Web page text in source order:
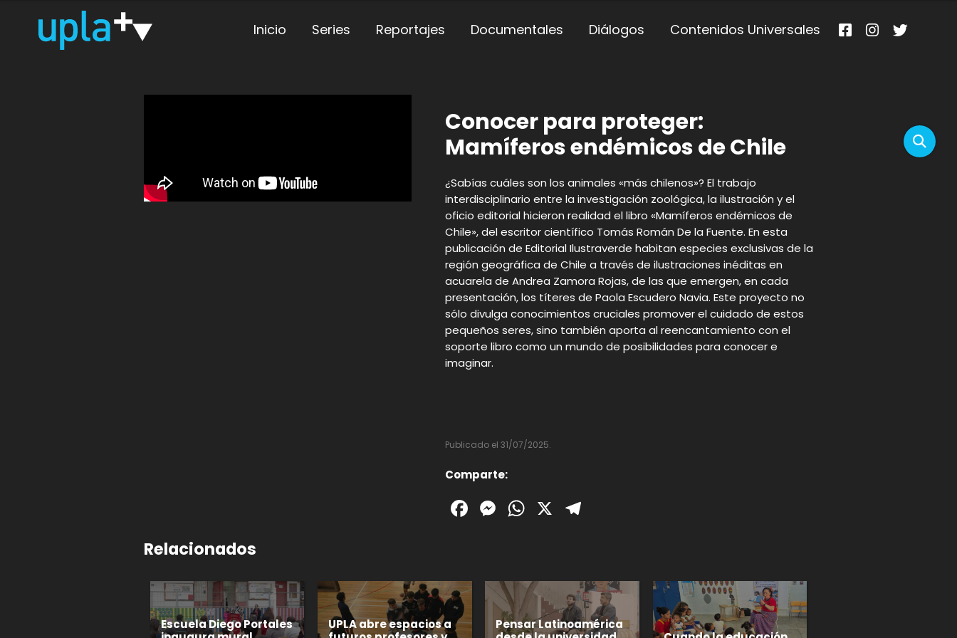
Inicio Series Reportajes Documentales Diálogos Contenidos Universales
Conocer para proteger:
Mamíferos endémicos de Chile
¿Sabías cuáles son los animales «más chilenos»? El trabajo
interdisciplinario entre la investigación zoológica, la ilustración y el
oficio editorial hicieron realidad el libro «Mamíferos endémicos de
Chile», del escritor científico Tomás Román De la Fuente. En esta
publicación de Editorial Ilustraverde habitan especies exclusivas de la
región geográfica de Chile a través de ilustraciones inéditas en
acuarela de Andrea Zamora Rojas, de las que emergen, en cada
presentación, los títeres de Paola Escudero Navia. Este proyecto no
sólo divulga conocimientos cruciales promover el cuidado de estos
pequeños seres, sino también aporta al reencantamiento con el
soporte libro como un mundo de posibilidades para conocer e
imaginar.
Publicado el 31/07/2025.
Comparte:
Facebook
Messenger
WhatsApp
X
Relacionados
Escuela Diego Portales
UPLA abre espacios a
Pensar Latinoamérica